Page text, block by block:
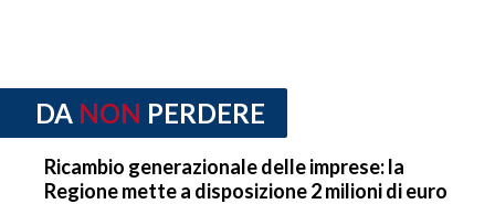
DA NON PERDERE
Ricambio generazionale delle imprese: la
Regione mette a disposizione 2 milioni di euro